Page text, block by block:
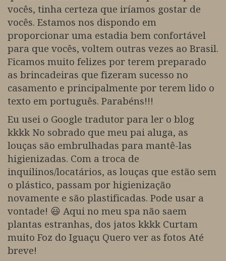
vocês, tinha certeza que iríamos gostar de
vocês. Estamos nos dispondo em
proporcionar uma estadia bem confortável
para que vocês, voltem outras vezes ao Brasil.
Ficamos muito felizes por terem preparado
as brincadeiras que fizeram sucesso no
casamento e principalmente por terem lido o
texto em português. Parabéns!!!
Eu usei o Google tradutor para ler o blog
kkkk No sobrado que meu pai aluga, as
louças são embrulhadas para mantê-las
higienizadas. Com a troca de
inquilinos/locatários, as louças que estão sem
o plástico, passam por higienização
novamente e são plastificadas. Pode usar a
vontade! 😃 Aqui no meu spa não saem
plantas estranhas, dos jatos kkkk Curtam
muito Foz do Iguaçu Quero ver as fotos Até
breve!